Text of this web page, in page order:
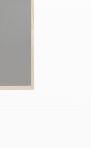
Portugal